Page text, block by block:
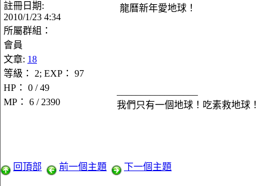
註冊日期:
2010/1/23 4:34
所屬群組：
會員
文章: 18
等級： 2; EXP： 97
HP： 0 / 49
MP： 6 / 2390
龍曆新年愛地球！
我們只有一個地球！吃素救地球！
回頂部 前一個主題 下一個主題